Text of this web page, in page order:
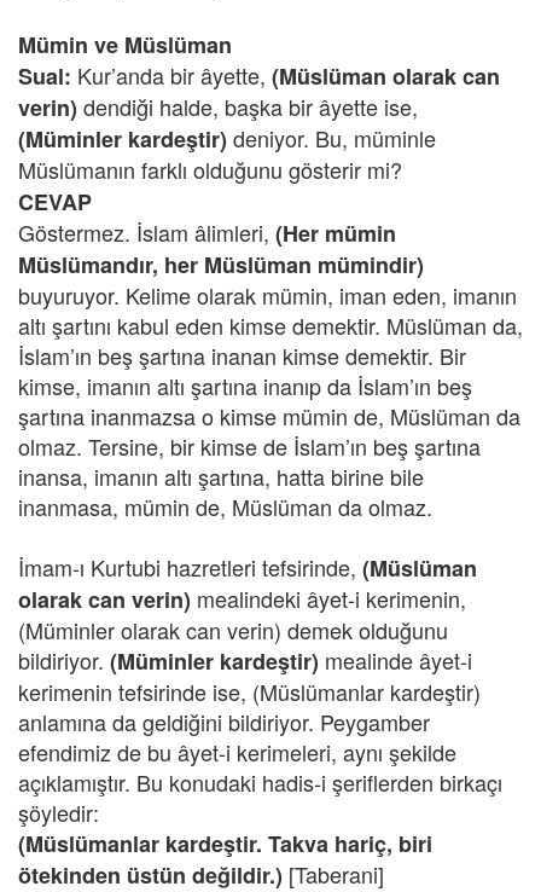
Mümin ve Müslüman
Sual: Kur’anda bir âyette, (Müslüman olarak can
verin) dendiği halde, başka bir âyette ise,
(Müminler kardeştir) deniyor. Bu, müminle
Müslümanın farklı olduğunu gösterir mi?
CEVAP
Göstermez. İslam âlimleri, (Her mümin
Müslümandır, her Müslüman mümindir)
buyuruyor. Kelime olarak mümin, iman eden, imanın
altı şartını kabul eden kimse demektir. Müslüman da,
İslam’ın beş şartına inanan kimse demektir. Bir
kimse, imanın altı şartına inanıp da İslam’ın beş
şartına inanmazsa o kimse mümin de, Müslüman da
olmaz. Tersine, bir kimse de İslam’ın beş şartına
inansa, imanın altı şartına, hatta birine bile
inanmasa, mümin de, Müslüman da olmaz.
İmam-ı Kurtubi hazretleri tefsirinde, (Müslüman
olarak can verin) mealindeki âyet-i kerimenin,
(Müminler olarak can verin) demek olduğunu
bildiriyor. (Müminler kardeştir) mealinde âyet-i
kerimenin tefsirinde ise, (Müslümanlar kardeştir)
anlamına da geldiğini bildiriyor. Peygamber
efendimiz de bu âyet-i kerimeleri, aynı şekilde
açıklamıştır. Bu konudaki hadis-i şeriflerden birkaçı
şöyledir:
(Müslümanlar kardeştir. Takva hariç, biri
ötekinden üstün değildir.) [Taberani]